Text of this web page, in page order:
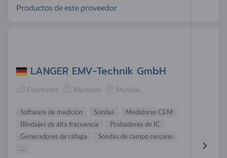
Productos de este proveedor
LANGER EMV-Technik GmbH
Fabricante Alemania Mundial
Software de medición Sondas
Medidores CEM
Blindajes de alta frecuencia
Probadores de IC
Generadores de ráfaga
Sondas de campo cercano
...